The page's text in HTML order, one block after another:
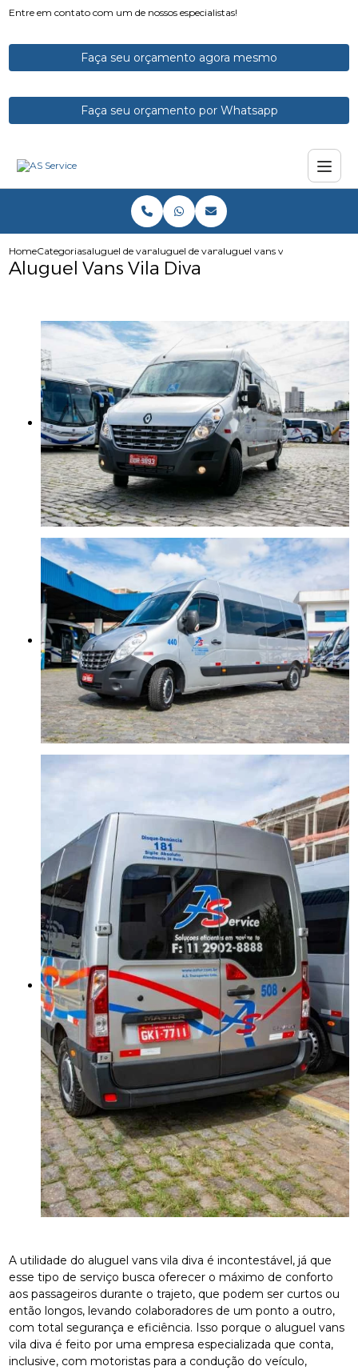
Entre em contato com um de nossos especialistas!
Faça seu orçamento agora mesmo
Faça seu orçamento por Whatsapp
HomeCategoriasaluguel de vansaluguel de vans para feiras
aluguel vans vila diva
Aluguel Vans Vila Diva
A utilidade do aluguel vans vila diva é incontestável, já que
esse tipo de serviço busca oferecer o máximo de conforto
aos passageiros durante o trajeto, que podem ser curtos ou
então longos, levando colaboradores de um ponto a outro,
com total segurança e eficiência. Isso porque o aluguel vans
vila diva é feito por uma empresa especializada que conta,
inclusive, com motoristas para a condução do veículo,